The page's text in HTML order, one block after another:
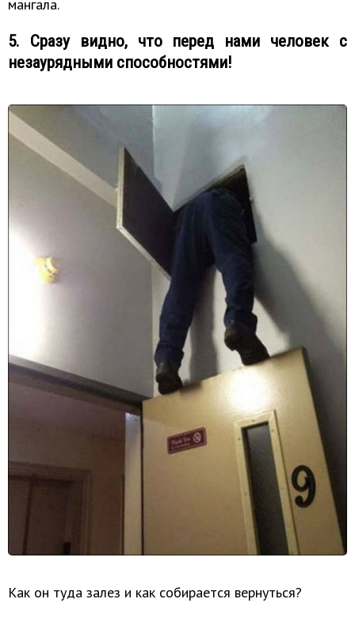
мангала.
5. Сразу видно, что перед нами человек с
незаурядными способностями!
Как он туда залез и как собирается вернуться?